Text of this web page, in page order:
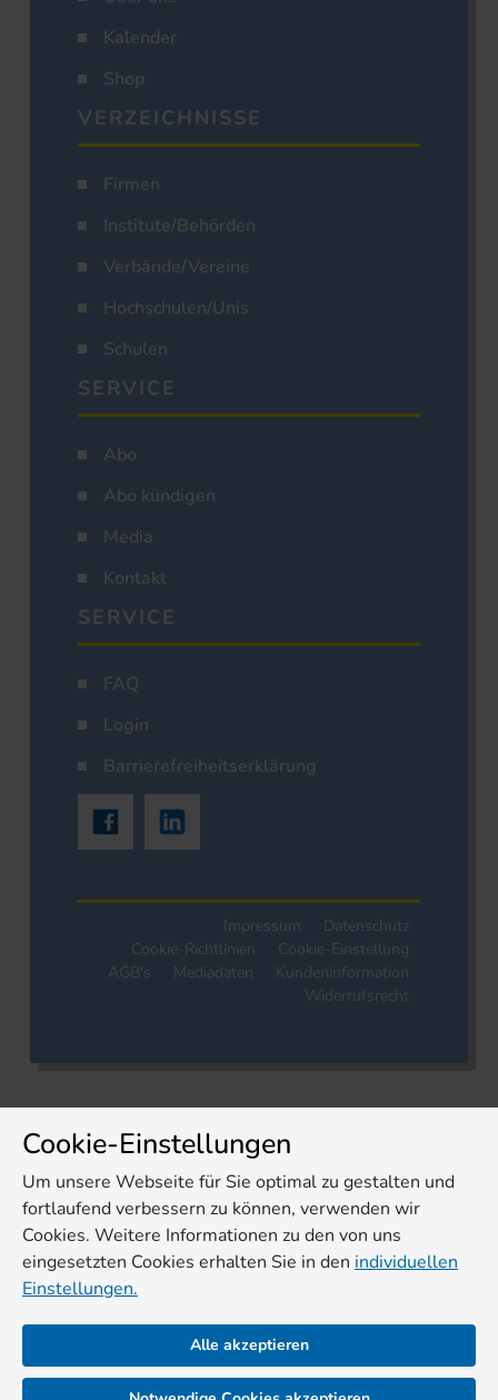
Kalender
Shop
VERZEICHNISSE
Firmen
Institute/Behörden
Verbände/Vereine
Hochschulen/Unis
Schulen
SERVICE
Abo
Abo kündigen
Media
Kontakt
SERVICE
FAQ
Login
Barrierefreiheitserklärung
Impressum
Datenschutz
Cookie-Richtlinien
Cookie-Einstellung
AGB's
Mediadaten
Kundeninformation
Widerrufsrecht
Cookie-Einstellungen
Um unsere Webseite für Sie optimal zu gestalten und
fortlaufend verbessern zu können, verwenden wir
Cookies. Weitere Informationen zu den von uns
eingesetzten Cookies erhalten Sie in den individuellen
Einstellungen.
Alle akzeptieren